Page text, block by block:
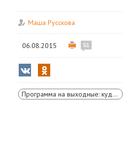
Маша Русскова
06.08.2015 51
Программа на выходные: куда съездить и чем заняться